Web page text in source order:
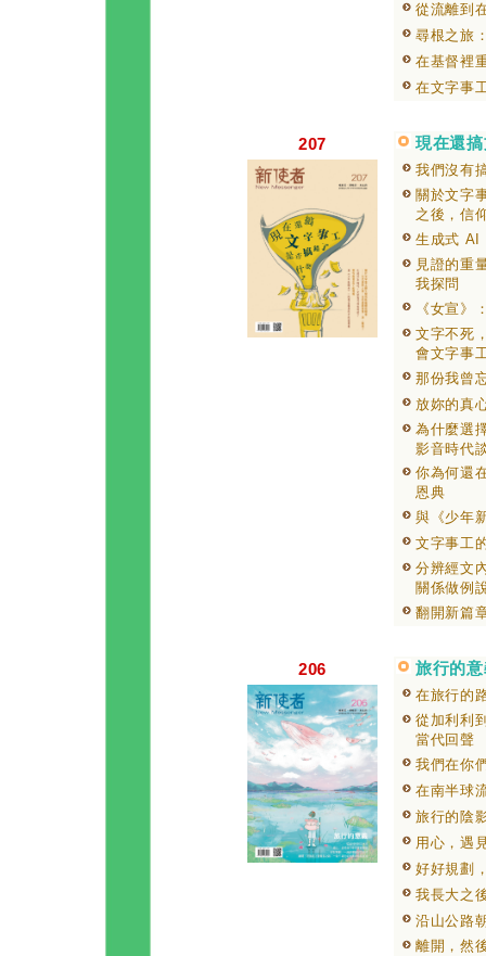
從流離到
尋根之旅
在基督裡
在文字事
207 現在還
我們沒有
關於文字
之後，信
生成式 AI
見證的重
我探問
《女宣》
文字不死
會文字事
那份我曾
放妳的真
為什麼選
影音時代
你為何還
恩典
與《少年
文字事工
分辨經文
關係做例
翻開新篇
206 旅行的
在旅行的
從加利利
當代回聲
我們在你
在南半球
旅行的陰
用心，遇
好好規劃
我長大之
沿山公路
離開，然